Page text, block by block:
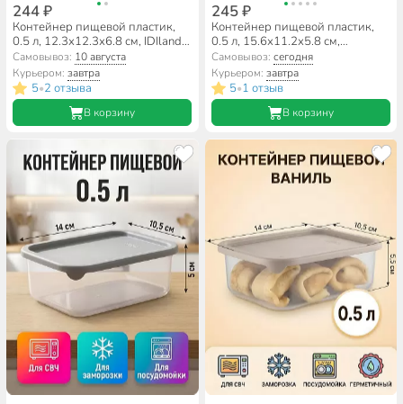
244 ₽
Контейнер пищевой пластик,
0.5 л, 12.3х12.3х6.8 см, IDIland,
Lock, 231111601/00
Самовывоз: 10 августа
Курьером:завтра
5•2 отзыва
В корзину
245 ₽
Контейнер пищевой пластик,
0.5 л, 15.6х11.2х5.8 см,
розовый, прямоугольный,
герметичный, Полимербыт,
Свет бабочки
Самовывоз: сегодня
Курьером: завтра
5•1 отзыв
В корзину